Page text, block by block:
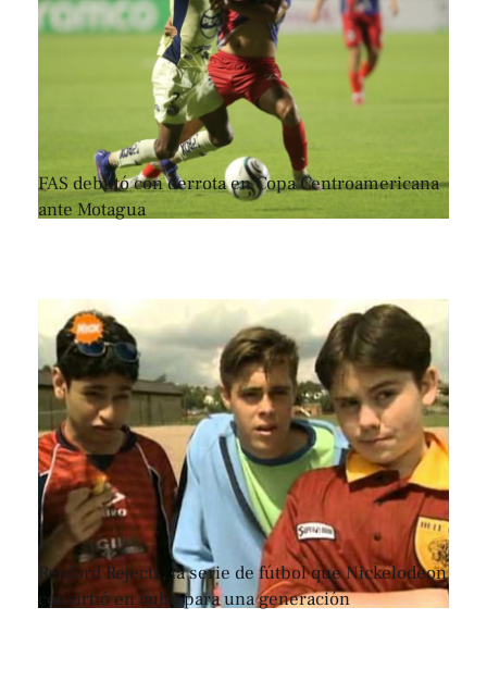
FAS debutó con derrota en Copa Centroamericana
ante Motagua
Renford Rejects, la serie de fútbol que Nickelodeon
convirtió en culto para una generación